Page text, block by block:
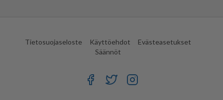
Tietosuojaseloste Käyttöehdot
Evästeasetukset
Säännöt